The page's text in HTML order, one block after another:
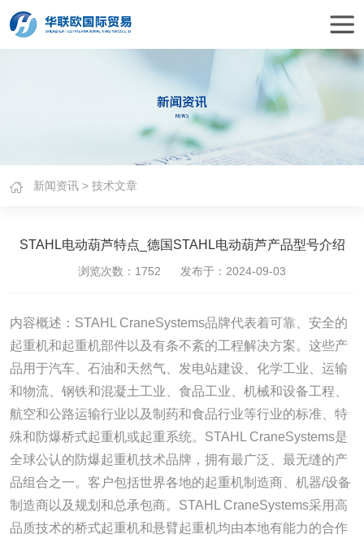
新闻资讯 >技术文章
STAHL电动葫芦特点_德国STAHL电动葫芦产品型号介绍
浏览次数：1752 发布于：2024-09-03
内容概述：STAHL CraneSystems品牌代表着可靠、安全的
起重机和起重机部件以及有条不紊的工程解决方案。这些产
品用于汽车、石油和天然气、发电站建设、化学工业、运输
和物流、钢铁和混凝土工业、食品工业、机械和设备工程、
航空和公路运输行业以及制药和食品行业等行业的标准、特
殊和防爆桥式起重机或起重系统。STAHL CraneSystems是
全球公认的防爆起重机技术品牌，拥有最广泛、最无缝的产
品组合之一。客户包括世界各地的起重机制造商、机器/设备
制造商以及规划和总承包商。STAHL CraneSystems采用高
品质技术的桥式起重机和悬臂起重机均由本地有能力的合作